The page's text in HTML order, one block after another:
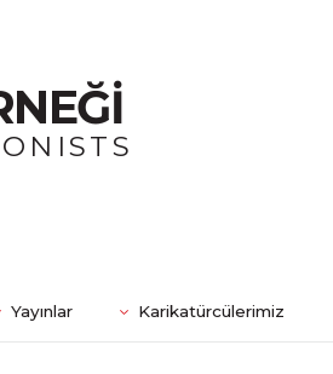
Yayınlar Karikatürcülerimiz